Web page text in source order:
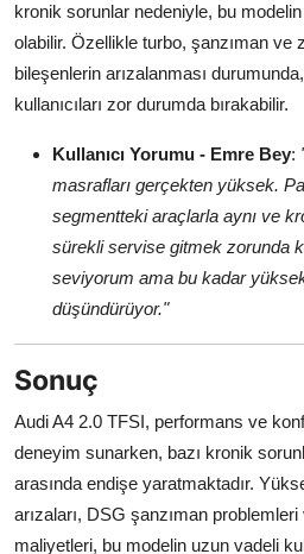
kronik sorunlar nedeniyle, bu
olabilir. Özellikle turbo, şanzıman ve
bileşenlerin arızalanması
kullanıcıları zor durumda bırakabilir.
Kullanıcı Yorumu - Emre Bey:
masrafları gerçekten yüksek.
segmentteki araçlarla aynı ve
sürekli servise gitmek zorunda
seviyorum ama bu kadar
düşündürüyor."
Sonuç
Audi A4 2.0 TFSI, performans ve
deneyim sunarken, bazı kronik
arasında endişe yaratmaktadır.
arızaları, DSG şanzıman
maliyetleri, bu modelin uzun vadeli